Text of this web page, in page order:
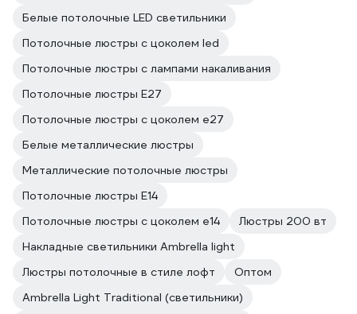
Белые потолочные LED светильники
Потолочные люстры с цоколем led
Потолочные люстры с лампами накаливания
Потолочные люстры E27
Потолочные люстры с цоколем e27
Белые металлические люстры
Металлические потолочные люстры
Потолочные люстры E14
Потолочные люстры с цоколем e14
Люстры 200 вт
Накладные светильники Ambrella light
Люстры потолочные в стиле лофт
Оптом
Ambrella Light Traditional (светильники)